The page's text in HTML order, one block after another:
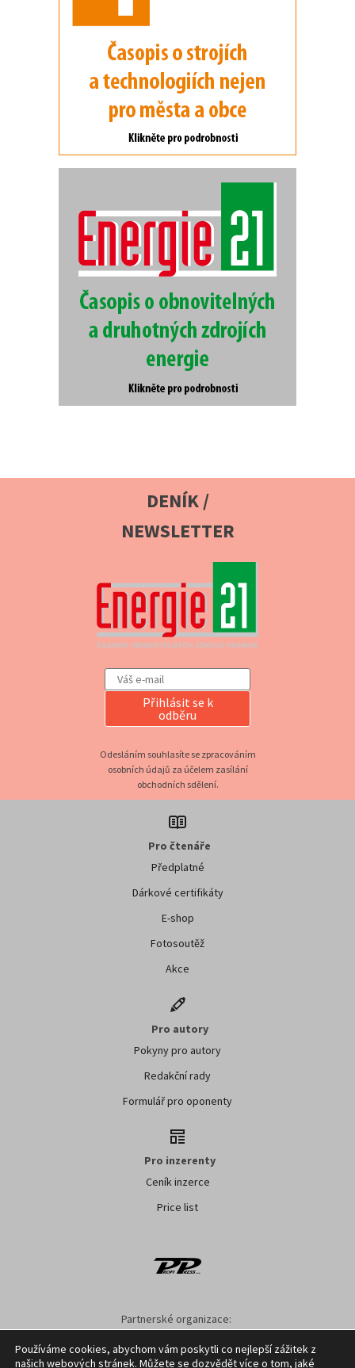
DENÍK /
NEWSLETTER
Přihlásit se k
odběru
Odesláním souhlasíte se zpracováním
osobních údajů za účelem zasílání
obchodních sdělení.
Pro čtenáře
Předplatné
Dárkové certifikáty
E-shop
Fotosoutěž
Akce
Pro autory
Pokyny pro autory
Redakční rady
Formulář pro oponenty
Pro inzerenty
Ceník inzerce
Price list
Partnerské organizace:
Používáme cookies, abychom vám poskytli co nejlepší zážitek z
našich webových stránek. Můžete se dozvědět více o tom, jaké